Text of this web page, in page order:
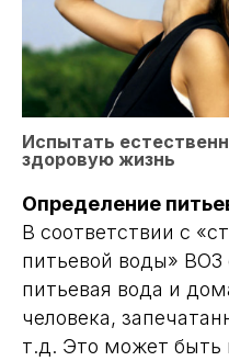
Испытать
здоровую жизнь
Определение
В соответствии с
питьевой воды» ВОЗ
питьевая вода и
человека,
т.д. Это может быть